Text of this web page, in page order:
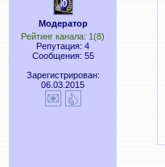
Модератор
Рейтинг канала: 1(8)
Репутация: 4
Сообщения: 55
Зарегистрирован:
06.03.2015